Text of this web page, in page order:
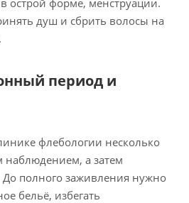
душ и сбрить волосы на
период и
флебологии несколько
наблюдением, а затем
До полного заживления нужно
бельё, избегать